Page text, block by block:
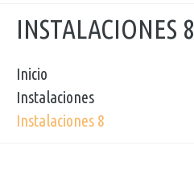
INSTALACIONES 8
Inicio
Instalaciones
Instalaciones 8